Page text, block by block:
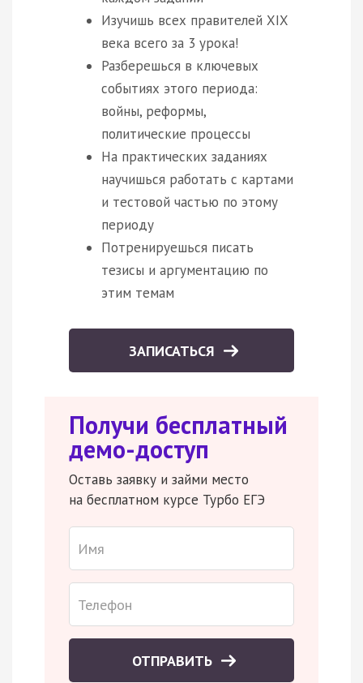
Изучишь всех правителей XIX
века всего за 3 урока!
Разберешься в ключевых
событиях этого периода:
войны, реформы,
политические процессы
На практических заданиях
научишься работать с картами
и тестовой частью по этому
периоду
Потренируешься писать
тезисы и аргументацию по
этим темам
ЗАПИСАТЬСЯ
Получи бесплатный
демо-доступ
Оставь заявку и займи место
на бесплатном курсе Турбо ЕГЭ
ОТПРАВИТЬ